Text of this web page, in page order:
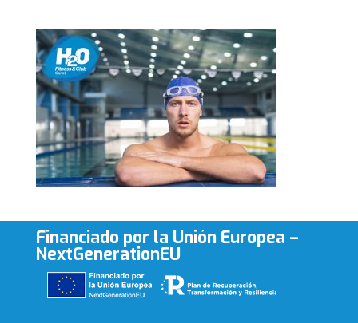
Financiado por la Unión Europea –
NextGenerationEU